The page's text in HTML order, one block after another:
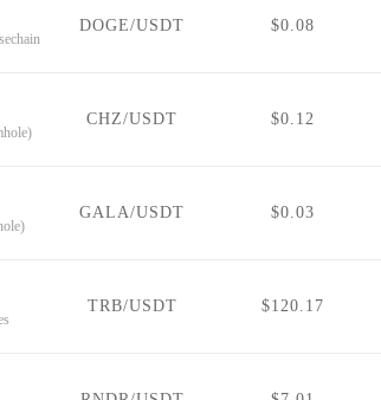
DOGE/USDT $0.08
CHZ/USDT $0.12
GALA/USDT $0.03
TRB/USDT $120.17